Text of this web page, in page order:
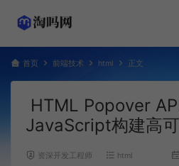
首页 前端技术 html 正文
HTML Popover
JavaScript构建高
资深开发工程师 html